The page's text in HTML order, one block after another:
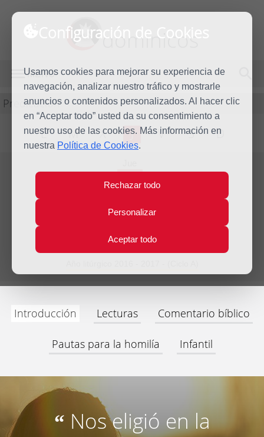
Configuración de Cookies
Usamos cookies para mejorar su experiencia de
navegación, analizar nuestro tráfico y mostrarle
anuncios o contenidos personalizados. Al hacer clic
en “Aceptar todo” usted da su consentimiento a
nuestro uso de las cookies. Más información en
nuestra Política de Cookies.
Rechazar todo
Personalizar
Aceptar todo
dominicos
MENÚ
Predicación
L M X J V S D
8
Dic
Homilía La Inmaculada
Concepción
Introducción Lecturas Comentario bíblico
Pautas para la homilía Infantil
“ Nos eligió en la